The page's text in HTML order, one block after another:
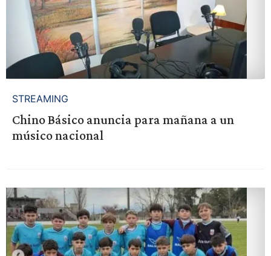
STREAMING
Chino Básico anuncia para mañana a un
músico nacional